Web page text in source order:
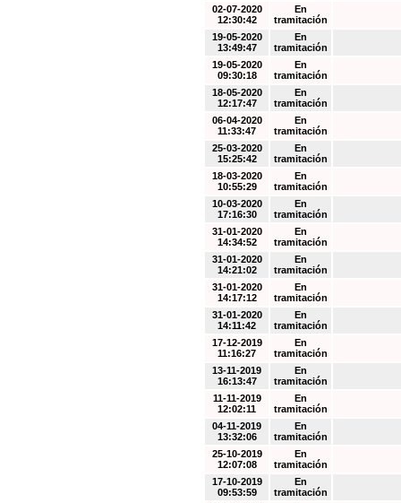
02-07-2020
12:30:42
En
tramitación
19-05-2020
13:49:47
En
tramitación
19-05-2020
09:30:18
En
tramitación
18-05-2020
12:17:47
En
tramitación
06-04-2020
11:33:47
En
tramitación
25-03-2020
15:25:42
En
tramitación
18-03-2020
10:55:29
En
tramitación
10-03-2020
17:16:30
En
tramitación
31-01-2020
14:34:52
En
tramitación
31-01-2020
14:21:02
En
tramitación
31-01-2020
14:17:12
En
tramitación
31-01-2020
14:11:42
En
tramitación
17-12-2019
11:16:27
En
tramitación
13-11-2019
16:13:47
En
tramitación
11-11-2019
12:02:11
En
tramitación
04-11-2019
13:32:06
En
tramitación
25-10-2019
12:07:08
En
tramitación
17-10-2019
09:53:59
En
tramitación